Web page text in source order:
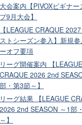
大会案内【PIVOXビギナー
プ9月大会】
【LEAGUE CRAQUE
ストシーズン参入】新規
ーオフ要項
リーグ開催案内 【LEAGUE
CRAQUE 2026 2nd
部・第3節～】
リーグ結果 【LEAGUE
2026 2nd SEASON ～1部
～】